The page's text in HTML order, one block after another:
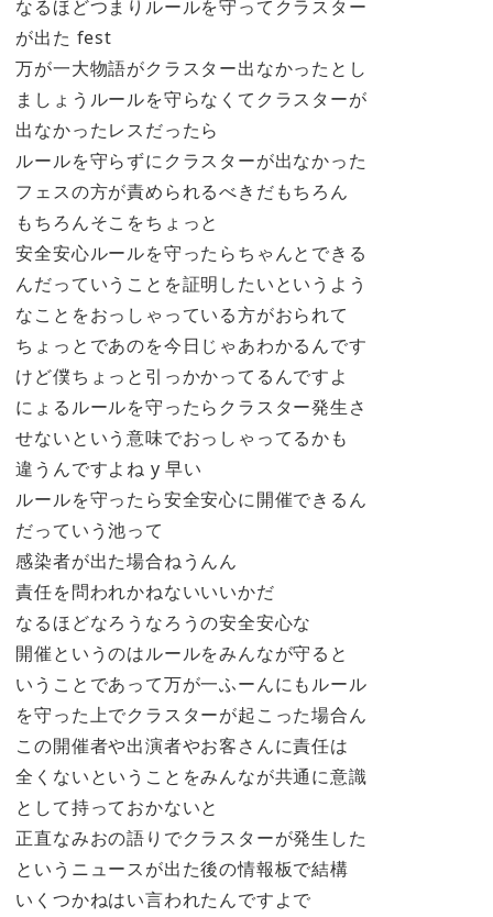
なるほどつまりルールを守ってクラスター
が出た fest
万が一大物語がクラスター出なかったとし
ましょうルールを守らなくてクラスターが
出なかったレスだったら
ルールを守らずにクラスターが出なかった
フェスの方が責められるべきだもちろん
もちろんそこをちょっと
安全安心ルールを守ったらちゃんとできる
んだっていうことを証明したいというよう
なことをおっしゃっている方がおられて
ちょっとであのを今日じゃあわかるんです
けど僕ちょっと引っかかってるんですよ
にょるルールを守ったらクラスター発生さ
せないという意味でおっしゃってるかも
違うんですよね y 早い
ルールを守ったら安全安心に開催できるん
だっていう池って
感染者が出た場合ねうんん
責任を問われかねないいいかだ
なるほどなろうなろうの安全安心な
開催というのはルールをみんなが守ると
いうことであって万が一ふーんにもルール
を守った上でクラスターが起こった場合ん
この開催者や出演者やお客さんに責任は
全くないということをみんなが共通に意識
として持っておかないと
正直なみおの語りでクラスターが発生した
というニュースが出た後の情報板で結構
いくつかねはい言われたんですよで